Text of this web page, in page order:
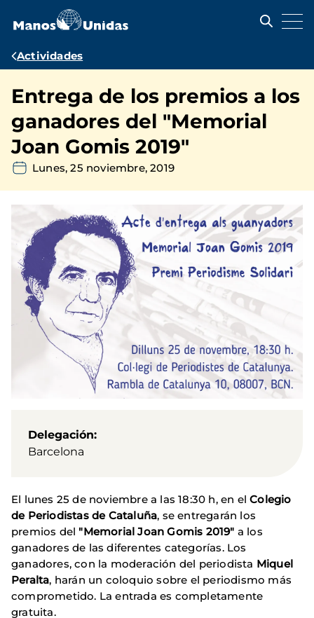
contenido
Ruta
navegación
Actividades
Entrega de los premios a los
ganadores del "Memorial
Joan Gomis 2019"
Lunes, 25 noviembre, 2019
Delegación
Barcelona
El lunes 25 de noviembre a las 18:30 h, en elColegio
de Periodistas de Cataluña, se entregarán los
premios del "Memorial Joan Gomis 2019" a los
ganadores de las diferentes categorías. Los
ganadores, con la moderación del periodista Miquel
Peralta, harán un coloquio sobre el periodismo más
comprometido. La entrada es completamente
gratuita.